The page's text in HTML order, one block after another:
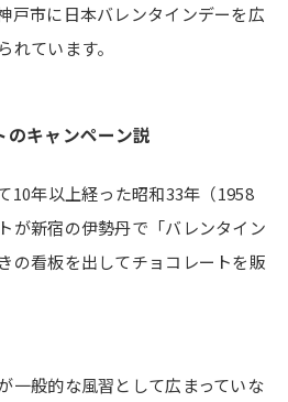
戸市に日本バレンタインデーを広
れています。
キャンペーン説
10年以上経った昭和33年（1958
が新宿の伊勢丹で「バレンタイン
の看板を出してチョコレートを販
一般的な風習として広まっていな